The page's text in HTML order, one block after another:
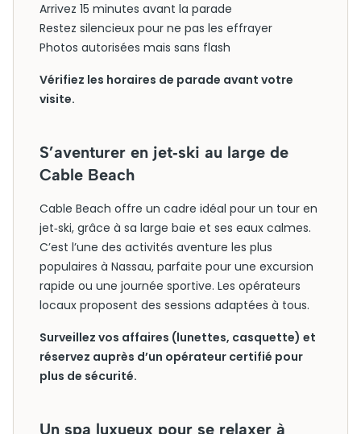
Arrivez 15 minutes avant la parade
Restez silencieux pour ne pas les effrayer
Photos autorisées mais sans flash
Vérifiez les horaires de parade avant votre
visite.
S’aventurer en jet‑ski au large de
Cable Beach
Cable Beach offre un cadre idéal pour un tour en
jet‑ski, grâce à sa large baie et ses eaux calmes.
C’est l’une des activités aventure les plus
populaires à Nassau, parfaite pour une excursion
rapide ou une journée sportive. Les opérateurs
locaux proposent des sessions adaptées à tous.
Surveillez vos affaires (lunettes, casquette) et
réservez auprès d’un opérateur certifié pour
plus de sécurité.
Un spa luxueux pour se relaxer à